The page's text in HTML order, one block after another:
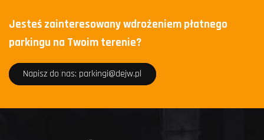
Jesteś zainteresowany wdrożeniem płatnego
parkingu na Twoim terenie?
Napisz do nas: parkingi@dejw.pl